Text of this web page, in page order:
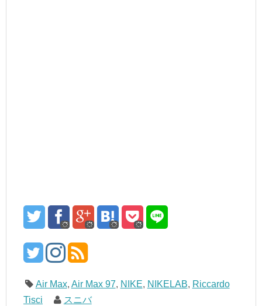
Air Max, Air Max 97, NIKE, NIKELAB, Riccardo
Tisci
スニバ